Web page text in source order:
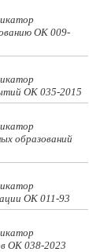
ОК 009-
ОК 035-2015
образований
ОК 011-93
OK 038-2023